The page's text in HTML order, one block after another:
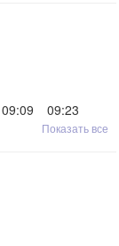
09:09
09:23
Показать все